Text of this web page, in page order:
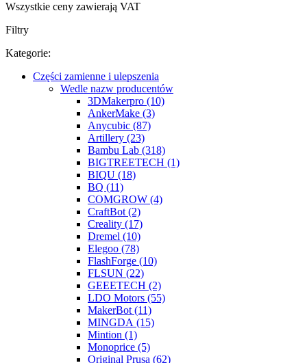
Wszystkie ceny zawierają VAT
Filtry
Kategorie:
Części zamienne i ulepszenia
Wedle nazw producentów
3DMakerpro (10)
AnkerMake (3)
Anycubic (87)
Artillery (23)
Bambu Lab (318)
BIGTREETECH (1)
BIQU (18)
BQ (11)
COMGROW (4)
CraftBot (2)
Creality (17)
Dremel (10)
Elegoo (78)
FlashForge (10)
FLSUN (22)
GEEETECH (2)
LDO Motors (55)
MakerBot (11)
MINGDA (15)
Mintion (1)
Monoprice (5)
Original Prusa (62)